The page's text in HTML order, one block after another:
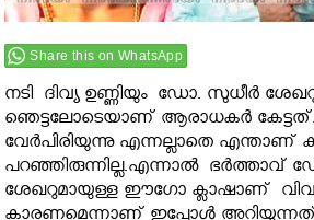
Share this on WhatsApp
നടി ദിവ്യ ഉണ്ണിയും ഡോ. സുധീര്‍
ഞെട്ടലോടെയാണ് ആരാധകര്‍
വേര്‍പിരിയുന്നു എന്നല്ലാതെ എന്താണ്
പറഞ്ഞിരുന്നില്ല.എന്നാല്‍ ഭര്‍ത്താവ്
ശേഖറുമായുള്ള ഈഗോ ക്ലാഷാണ്